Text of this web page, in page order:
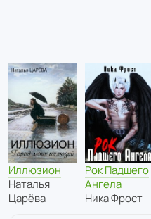
Иллюзион
Наталья
Царёва
Рок Падшего
Ангела
Ника Фрост